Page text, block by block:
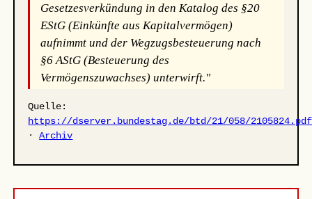
Gesetzesverkündung in den Katalog des §20
EStG (Einkünfte aus Kapitalvermögen)
aufnimmt und der Wegzugsbesteuerung nach
§6 AStG (Besteuerung des
Vermögenszuwachses) unterwirft."
Quelle:
https://dserver.bundestag.de/btd/21/058/2105824.pdf
·Archiv